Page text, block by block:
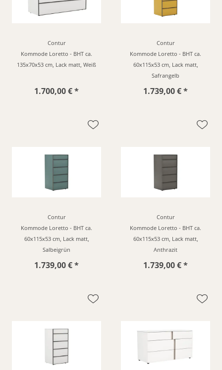
Contur
Kommode Loretto - BHT ca.
135x70x53 cm, Lack matt, Weiß
1.700,00 € *
Contur
Kommode Loretto - BHT ca.
60x115x53 cm, Lack matt,
Safrangelb
1.739,00 € *
Contur
Kommode Loretto - BHT ca.
60x115x53 cm, Lack matt,
Salbeigrün
1.739,00 € *
Contur
Kommode Loretto - BHT ca.
60x115x53 cm, Lack matt,
Anthrazit
1.739,00 € *